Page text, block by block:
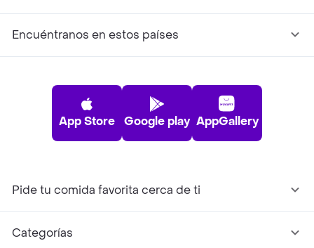
Encuéntranos en estos países
App Store Google play AppGallery
Pide tu comida favorita cerca de ti
Categorías